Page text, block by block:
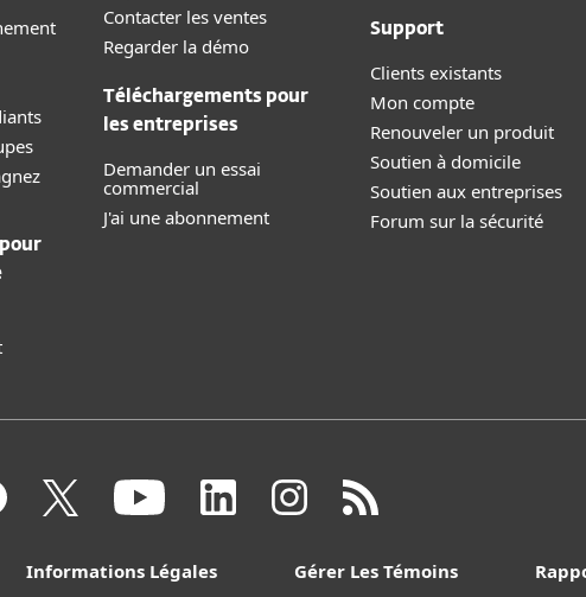
Contacter les ventes
Regarder la démo
Téléchargements pour
les entreprises
Demander un essai
commercial
J'ai une abonnement
Support
Clients existants
Mon compte
Renouveler un produit
Soutien à domicile
Soutien aux entreprises
Forum sur la sécurité
Informations Légales Gérer Les Témoins